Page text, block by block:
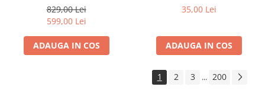
Aparate de colectie
Aparate foto de colectie reflex,
format 24x36mm
Aparate foto de colectie, cu burduf
829,00 Lei
599,00 Lei
ADAUGA IN COS
35,00 Lei
ADAUGA IN COS
1 2 3 ... 200